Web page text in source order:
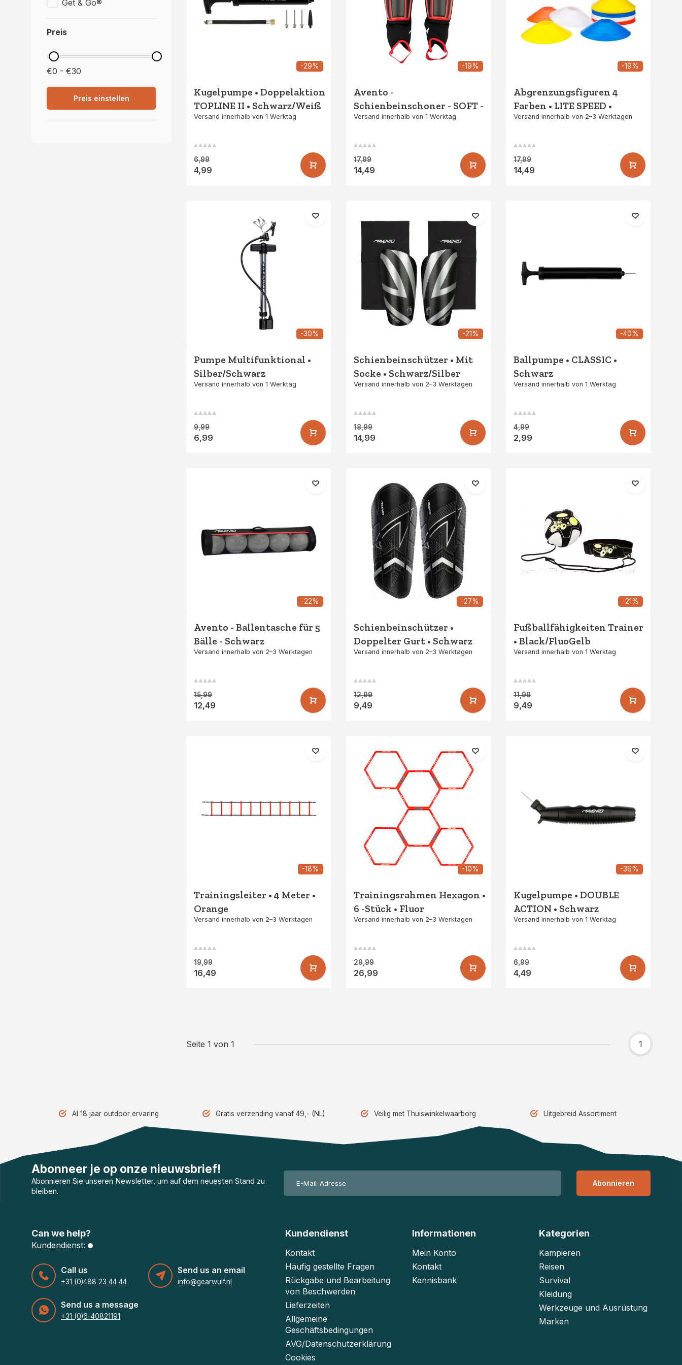
Get & Go®
Preis
€0 - €30
Preis einstellen
-29%
Kugelpumpe • Doppelaktion
TOPLINE II • Schwarz/Weiß
Versand innerhalb von 1 Werktag
6,99
4,99
-19%
Avento -
Schienbeinschoner - SOFT -
Rot/Schwarz
Versand innerhalb von 1 Werktag
17,99
14,49
-19%
Abgrenzungsfiguren 4
Farben • LITE SPEED •
Universal
Versand innerhalb von 2–3 Werktagen
17,99
14,49
-30%
Pumpe Multifunktional •
Silber/Schwarz
Versand innerhalb von 1 Werktag
9,99
6,99
-21%
Schienbeinschützer • Mit
Socke • Schwarz/Silber
Versand innerhalb von 2–3 Werktagen
18,99
14,99
-40%
Ballpumpe • CLASSIC •
Schwarz
Versand innerhalb von 1 Werktag
4,99
2,99
-22%
Avento - Ballentasche für 5
Bälle - Schwarz
Versand innerhalb von 2–3 Werktagen
15,99
12,49
-27%
Schienbeinschützer •
Doppelter Gurt • Schwarz
Versand innerhalb von 2–3 Werktagen
12,99
9,49
-21%
Fußballfähigkeiten Trainer
• Black/FluoGelb
Versand innerhalb von 1 Werktag
11,99
9,49
-18%
Trainingsleiter • 4 Meter •
Orange
Versand innerhalb von 2–3 Werktagen
19,99
16,49
-10%
Trainingsrahmen Hexagon •
6 -Stück • Fluor
orange/Anthrazit
Versand innerhalb von 2–3 Werktagen
29,99
26,99
-36%
Kugelpumpe • DOUBLE
ACTION • Schwarz
Versand innerhalb von 1 Werktag
6,99
4,49
Seite 1 von 1 1
Al 18 jaar outdoor ervaring Gratis verzending vanaf 49,- (NL) Veilig met Thuiswinkelwaarborg Uitgebreid Assortiment
Abonneer je op onze nieuwsbrief!
Abonnieren Sie unseren Newsletter, um auf dem neuesten Stand zu
bleiben.
Abonnieren
Can we help?
Kundendienst:
Call us
+31 (0)488 23 44 44
Send us an email
info@gearwulf.nl
Send us a message
+31 (0)6-40821191
Kundendienst
Kontakt
Häufig gestellte Fragen
Rückgabe und Bearbeitung
von Beschwerden
Lieferzeiten
Allgemeine
Geschäftsbedingungen
AVG/Datenschutzerklärung
Cookies
Informationen
Mein Konto
Kontakt
Kennisbank
Kategorien
Kampieren
Reisen
Survival
Kleidung
Werkzeuge und Ausrüstung
Marken